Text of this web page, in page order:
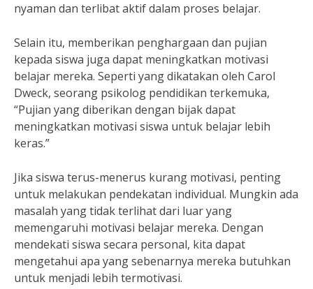
nyaman dan terlibat aktif dalam proses belajar.
Selain itu, memberikan penghargaan dan pujian
kepada siswa juga dapat meningkatkan motivasi
belajar mereka. Seperti yang dikatakan oleh Carol
Dweck, seorang psikolog pendidikan terkemuka,
“Pujian yang diberikan dengan bijak dapat
meningkatkan motivasi siswa untuk belajar lebih
keras.”
Jika siswa terus-menerus kurang motivasi, penting
untuk melakukan pendekatan individual. Mungkin ada
masalah yang tidak terlihat dari luar yang
memengaruhi motivasi belajar mereka. Dengan
mendekati siswa secara personal, kita dapat
mengetahui apa yang sebenarnya mereka butuhkan
untuk menjadi lebih termotivasi.